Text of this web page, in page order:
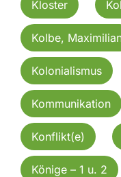
Kloster
Kolbe,
Kolonialismus
Kommunikation
Konflikt(e)
Könige – 1 u. 2